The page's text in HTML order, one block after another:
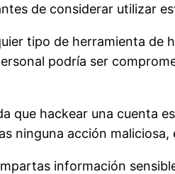
de considerar utilizar
tipo de herramienta de
podría ser
que hackear una cuenta
ninguna acción
información